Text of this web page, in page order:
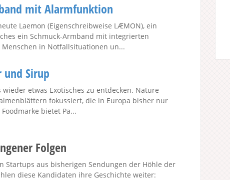
mit Alarmfunktion
Laemon (Eigenschreibweise LÆMON), ein
ein Schmuck-Armband mit integrierten
in Notfallsituationen un...
und Sirup
etwas Exotisches zu entdecken. Nature
fokussiert, die in Europa bisher nur
bietet Pa...
Folgen
Startups aus bisherigen Sendungen der Höhle der
diese Kandidaten ihre Geschichte weiter: